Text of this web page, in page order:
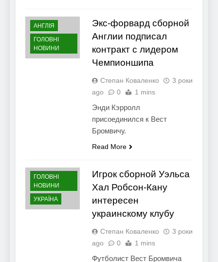
АНГЛІЯ
ГОЛОВНІ
НОВИНИ
Экс-форвард сборной
Англии подписал
контракт с лидером
Чемпионшипа
Степан Коваленко
3 роки
ago
0 1 mins
Энди Кэрролл
присоединился к Вест
Бромвичу.
Read More
ГОЛОВНІ
НОВИНИ
УКРАЇНА
Игрок сборной Уэльса
Хал Робсон-Кану
интересен
украинскому клубу
Степан Коваленко
3 роки
ago
0 1 mins
Футболист Вест Бромвича